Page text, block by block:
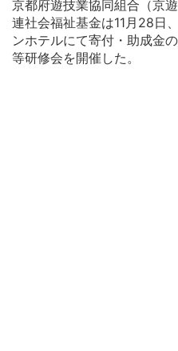
京都府遊技業協同組合（京
連社会福祉基金は11月28日
ンホテルにて寄付・助成金
等研修会を開催した。